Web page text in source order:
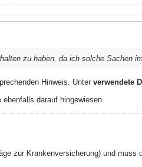
zu haben, da ich solche Sachen
Hinweis. Unter verwendete
darauf hingewiesen.
zur Krankenversicherung) und muss